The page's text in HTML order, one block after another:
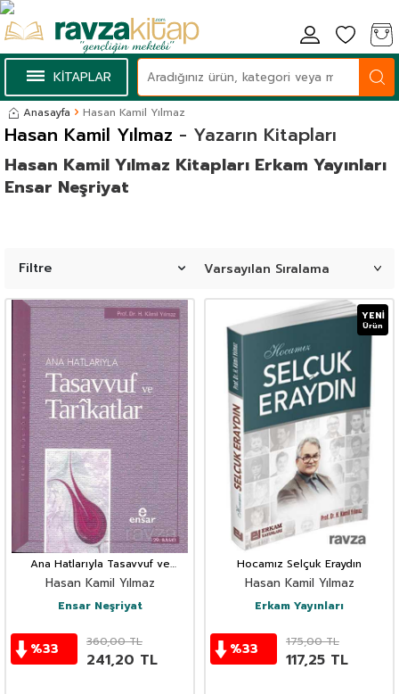
KİTAPLAR
Anasayfa Hasan Kamil Yılmaz
- Yazarın Kitapları
Hasan Kamil Yılmaz
Hasan Kamil Yılmaz Kitapları Erkam Yayınları
Ensar Neşriyat
Filtre
Ana Hatlarıyla Tasavvuf ve
Tarikatlar
Hasan Kamil Yılmaz
Ensar Neşriyat
%33 360,00TL
241,20 TL
YENI
Ürün
Hocamız Selçuk Eraydın
Hasan Kamil Yılmaz
Erkam Yayınları
%33 175,00TL
117,25 TL